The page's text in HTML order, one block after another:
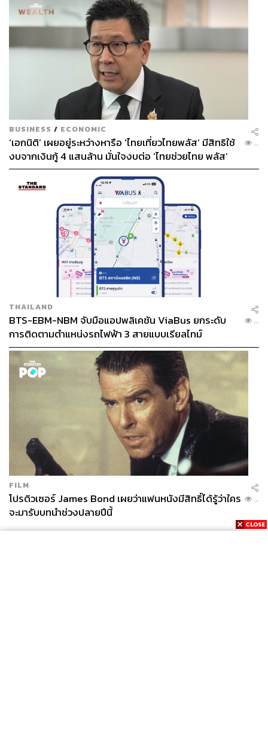
BUSINESS / ECONOMIC
‘เอกนิติ’ เผยอยู่ระหว่างหารือ ‘ไทยเที่ยวไทยพลัส’ มีสิทธิใช้
งบจากเงินกู้ 4 แสนล้าน มั่นใจงบต่อ ‘ไทยช่วยไทย พลัส’
เฟส 2 มีเพียงพอ
...
THAILAND
BTS-EBM-NBM จับมือแอปพลิเคชัน ViaBus ยกระดับ
การติดตามตำแหน่งรถไฟฟ้า 3 สายแบบเรียลไทม์
...
FILM
โปรดิวเซอร์ James Bond เผยว่าแฟนหนังมีสิทธิ์ได้รู้ว่าใคร
จะมารับบทนำช่วงปลายปีนี้
...